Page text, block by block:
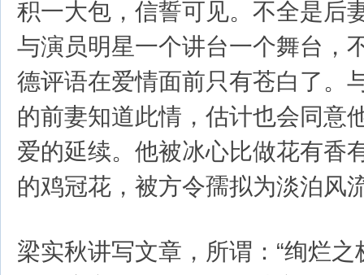
积一大包，信誓可见。不全是后
与演员明星一个讲台一个舞台，
德评语在爱情面前只有苍白了。
的前妻知道此情，估计也会同意
爱的延续。他被冰心比做花有香
的鸡冠花，被方令孺拟为淡泊风
梁实秋讲写文章，所谓：“绚烂之